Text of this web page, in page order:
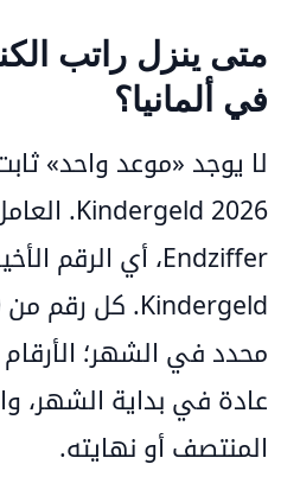
في ألمانيا؟
لا يوجد «موعد واحد»
Kindergeld 2026
.
Endziffer، أي الرقم
محدد في الشهر؛
عادة في بداية الشهر،
المنتصف أو نهايته.